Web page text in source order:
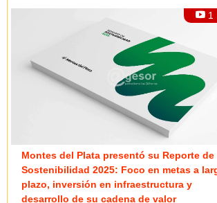
1
Montes del Plata presentó su Reporte de
Sostenibilidad 2025: Foco en metas a
plazo, inversión en infraestructura y
desarrollo de su cadena de valor